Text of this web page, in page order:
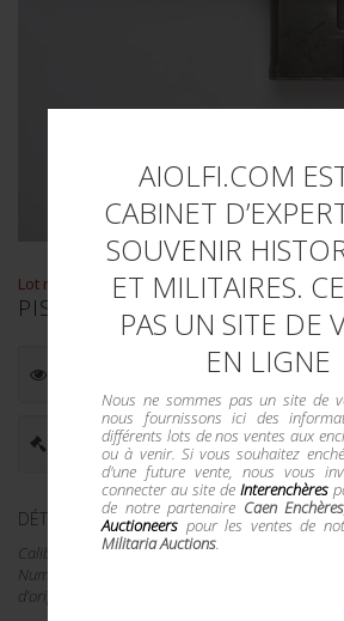
AIOLFI.COM
CABINET
SOUVENIR
ET MILITAIRES.
PAS UN SITE DE
EN LIGNE
Nous ne sommes pas un site de
nous fournissons ici des
différents lots de nos ventes aux
ou à venir. Si vous souhaitez
d'une future vente, nous vous
connecter au site deInterenchères
de notre partenaire Caen Enchères
Auctioneerspour les ventes de
Militaria Auctions.
Lot n° : 3446
PISTOLET MAUSER C96
1 500.00 €
PRIX ADJUGÉ : -
DÉTAILS :
Calibre 7,63 Mauser. Fabrication Waffenfabrik
Numéro 318893. Plaquettes en bois. Hausse
d’origine à 80%. Arme visiblement au numéro. Le...